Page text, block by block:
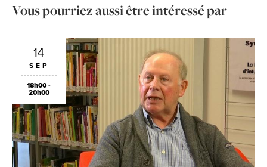
Vous pourriez aussi être intéressé par
14
SEP
18h00 -
20h00